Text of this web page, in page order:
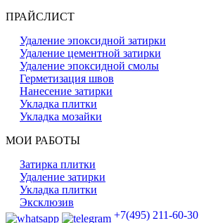
ПРАЙСЛИСТ
Удаление эпоксидной затирки
Удаление цементной затирки
Удаление эпоксидной смолы
Герметизация швов
Нанесение затирки
Укладка плитки
Укладка мозайки
МОИ РАБОТЫ
Затирка плитки
Удаление затирки
Укладка плитки
Эксклюзив
+7(495) 211-60-30